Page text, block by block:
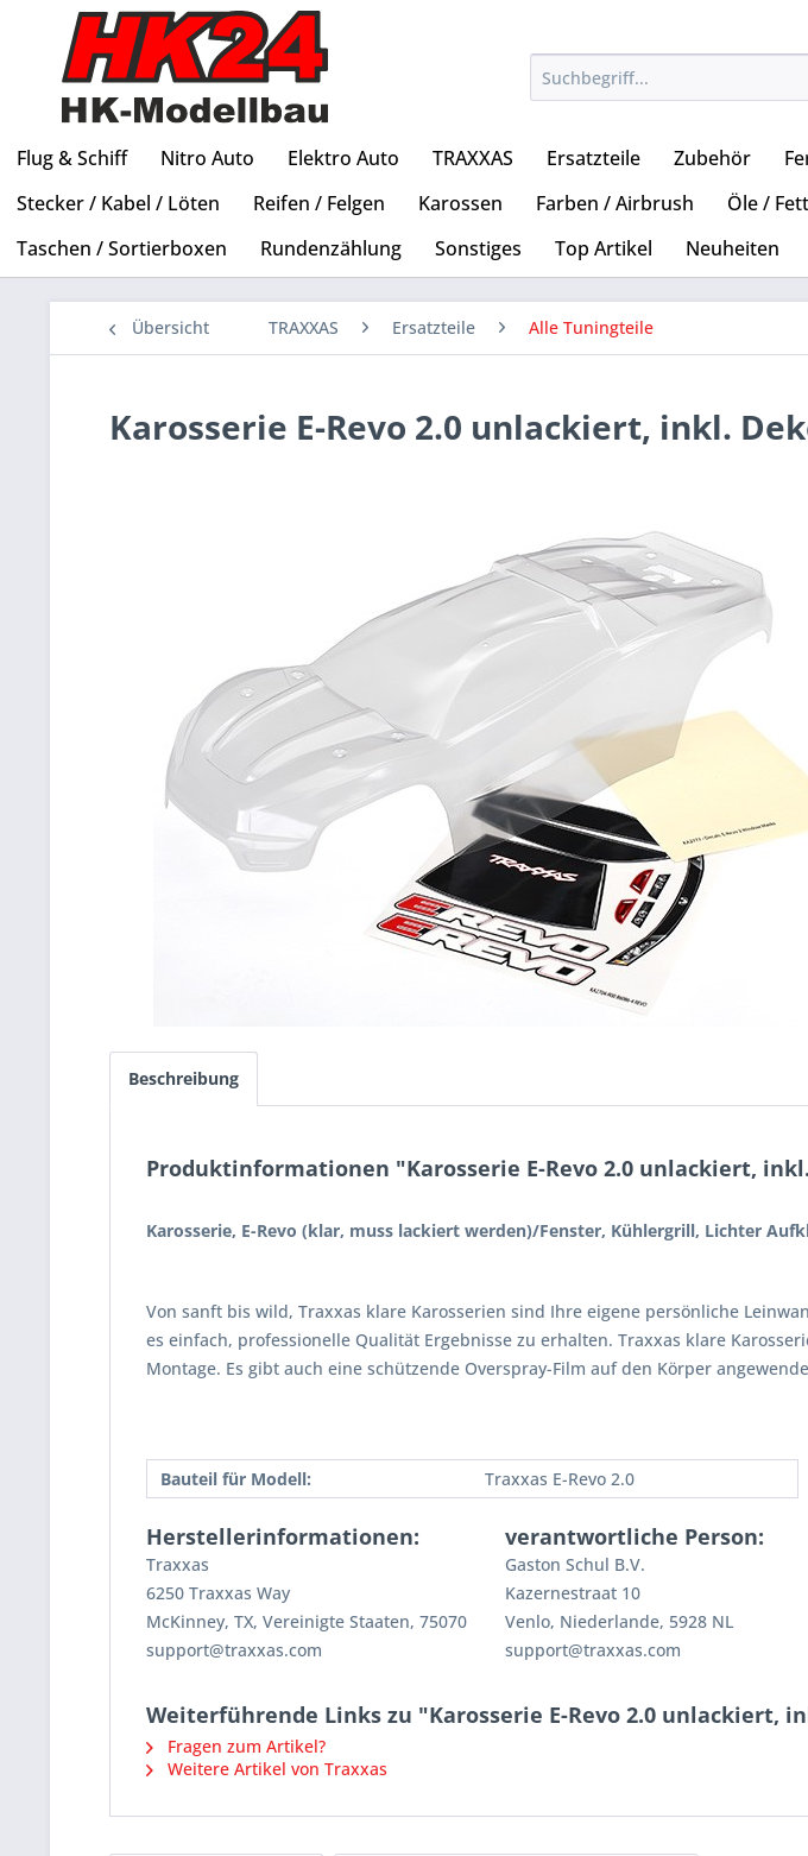
Flug & Schiff Nitro Auto Elektro Auto TRAXXAS Ersatzteile Zubehör
Stecker / Kabel / Löten
Reifen / Felgen Karossen Farben / Airbrush Öle /
Taschen / Sortierboxen
Rundenzählung Sonstiges Top Artikel Neuheiten
Übersicht TRAXXAS Ersatzteile Alle Tuningteile
Karosserie E-Revo 2.0 unlackiert, inkl.
Beschreibung
Produktinformationen "Karosserie E-Revo 2.0 unlackiert,
Karosserie, E-Revo (klar, muss lackiert werden)/Fenster, Kühlergrill, Lichter
Von sanft bis wild, Traxxas klare Karosserien sind Ihre eigene persönliche
es einfach, professionelle Qualität Ergebnisse zu erhalten. Traxxas klare
Montage. Es gibt auch eine schützende Overspray-Film auf den Körper
Bauteil für Modell: Traxxas E-Revo 2.0
Herstellerinformationen:
Traxxas
6250 Traxxas Way
McKinney, TX, Vereinigte Staaten, 75070
support@traxxas.com
verantwortliche Person:
Gaston Schul B.V.
Kazernestraat 10
Venlo, Niederlande, 5928 NL
support@traxxas.com
Weiterführende Links zu "Karosserie E-Revo 2.0 unlackiert,
Fragen zum Artikel?
Weitere Artikel von Traxxas